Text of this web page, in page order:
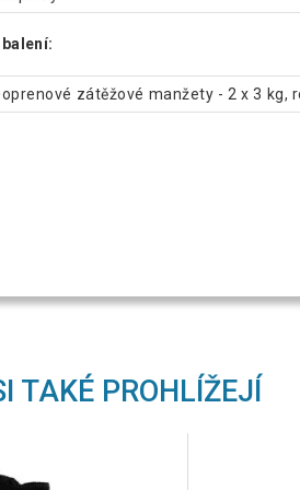
zátěžové manžety - 2 x 3 kg,
TAKÉ PROHLÍŽEJÍ